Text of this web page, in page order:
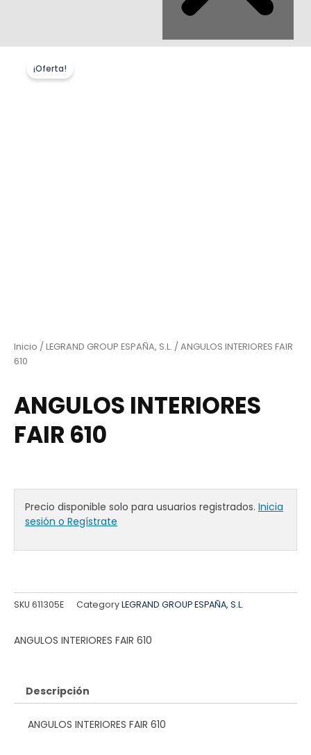
¡Oferta!
Inicio /LEGRAND GROUP ESPAÑA, S.L. / ANGULOS INTERIORES FAIR
610
ANGULOS INTERIORES
FAIR 610
Precio disponible solo para usuarios registrados. Inicia
sesión o Regístrate
SKU 611305E CategoryLEGRAND GROUP ESPAÑA, S.L.
ANGULOS INTERIORES FAIR 610
Descripción
ANGULOS INTERIORES FAIR 610